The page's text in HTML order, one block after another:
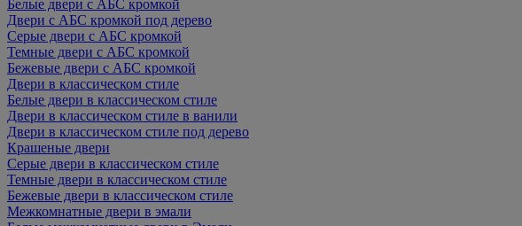
Белые двери с АБС кромкой
Двери с АБС кромкой под дерево
Серые двери с АБС кромкой
Темные двери с АБС кромкой
Бежевые двери с АБС кромкой
Двери в классическом стиле
Белые двери в классическом стиле
Двери в классическом стиле в ванили
Двери в классическом стиле под дерево
Крашеные двери
Серые двери в классическом стиле
Темные двери в классическом стиле
Бежевые двери в классическом стиле
Межкомнатные двери в эмали